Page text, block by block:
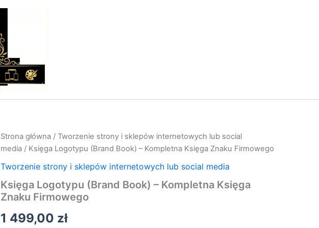
Strona główna / Tworzenie strony i sklepów internetowych lub social
media / Księga Logotypu (Brand Book) – Kompletna Księga Znaku Firmowego
Tworzenie strony i sklepów internetowych lub social media
Księga Logotypu (Brand Book) – Kompletna Księga
Znaku Firmowego
1 499,00 zł
ilość
Księga
Logotypu
(Brand
–
Kompletna
Znaku
Firmowego